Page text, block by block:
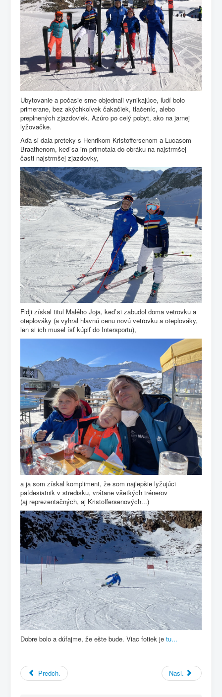
Ubytovanie a počasie sme objednali vynikajúce, ľudí bolo
primerane, bez akýchkoľvek čakačiek, tlačeníc, alebo
preplnených zjazdoviek. Azúro po celý pobyt, ako na jarnej
lyžovačke.
Aďa si dala preteky s Henrikom Kristoffersenom a Lucasom
Braathenom, keď sa im primotala do obráku na najstrmšej
časti najstrmšej zjazdovky,
Fidji získal titul Malého Joja, keď si zabudol doma vetrovku a
oteplováky (a vyhral hlavnú cenu novú vetrovku a oteplováky,
len si ich musel ísť kúpiť do Intersportu),
a ja som získal kompliment, že som najlepšie lyžujúci
päťdesiatnik v stredisku, vrátane všetkých trénerov
(aj reprezentačných, aj Kristoffersenových...)
Dobre bolo a dúfajme, že ešte bude. Viac fotiek je tu...
Predch. Nasl.